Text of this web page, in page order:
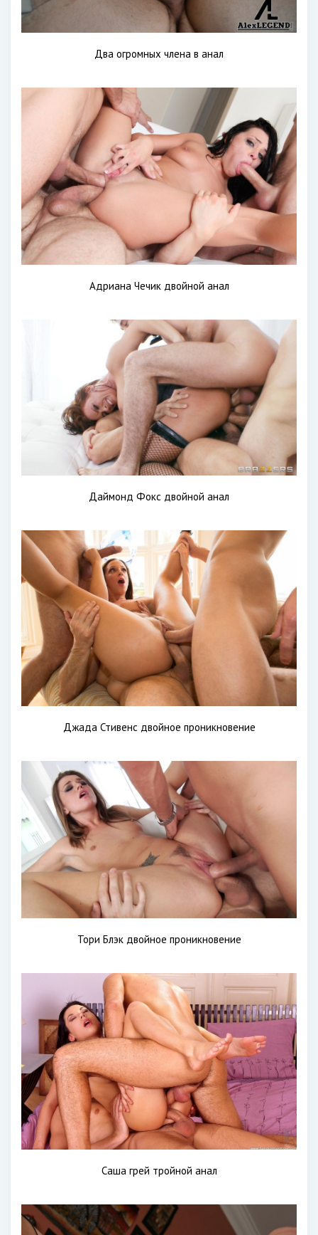
Два огромных члена в анал
Адриана Чечик двойной анал
Даймонд Фокс двойной анал
Джада Стивенс двойное проникновение
Тори Блэк двойное проникновение
Саша грей тройной анал